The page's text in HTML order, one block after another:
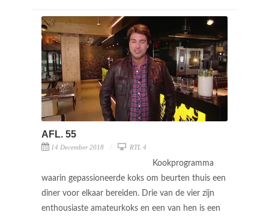
AFL. 55
14 December 2018 RTL 4
Kookprogramma
waarin gepassioneerde koks om beurten thuis een
diner voor elkaar bereiden. Drie van de vier zijn
enthousiaste amateurkoks en een van hen is een